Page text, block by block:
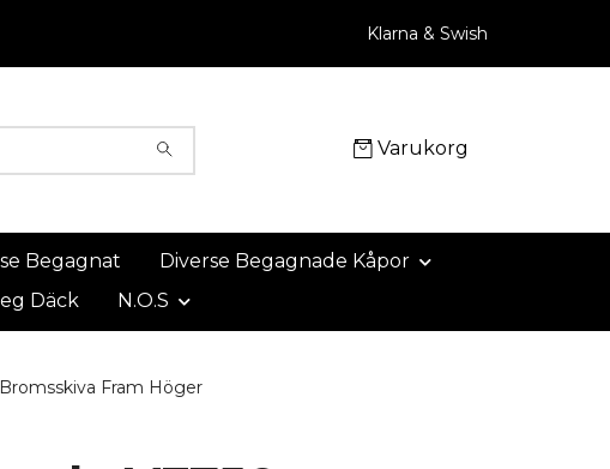
Klarna & Swish
Varukorg
Begagnat
Diverse Begagnade Kåpor
Däck N.O.S
Fram Höger